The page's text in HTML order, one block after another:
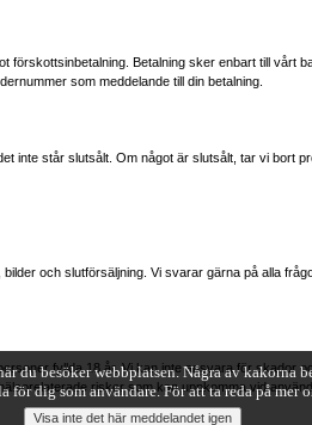
förskottsinbetalning. Betalning sker enbart till vårt
som meddelande till din betalning.
inte står slutsålt. Om något är slutsålt, tar vi bort
och slutförsäljning. Vi svarar gärna på alla
fyllda 18 år. Vi kan inte ansvara för skador
risker som kan uppkomma vid
du besöker webbplatsen. Några av kakorna
dig som användare. För att ta reda på mer